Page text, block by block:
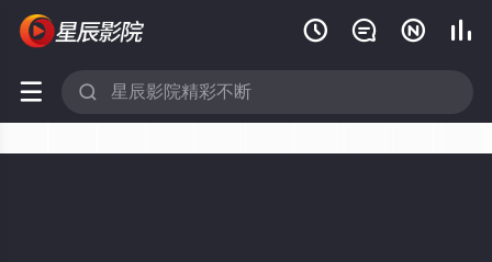
   
 